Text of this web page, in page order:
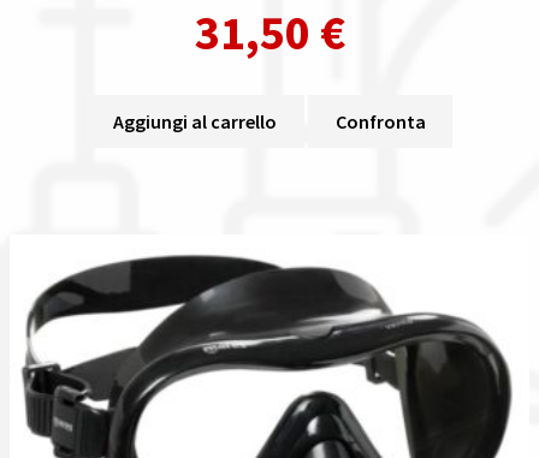
31,50 €
Aggiungi al carrello Confronta